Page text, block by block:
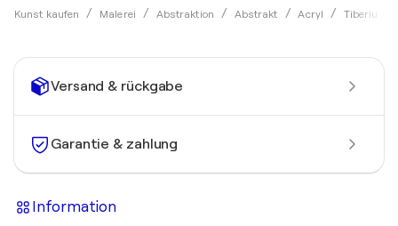
Kunst kaufen Malerei Abstraktion Abstrakt Acryl Tiberiu
Versand & rückgabe
Garantie & zahlung
Information